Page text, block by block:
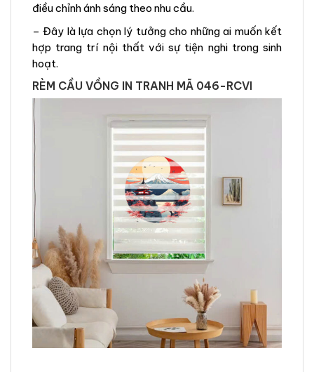
điều chỉnh ánh sáng theo nhu cầu.
– Đây là lựa chọn lý tưởng cho những ai muốn kết
hợp trang trí nội thất với sự tiện nghi trong sinh
hoạt.
RÈM CẦU VỒNG IN TRANH MÃ 046-RCVI